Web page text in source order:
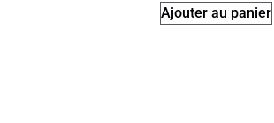
Ajouter au panier